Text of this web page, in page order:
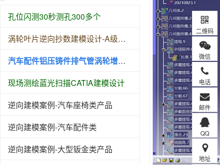
孔位闪测30秒测孔300多个
涡轮叶片逆向抄数建模设计-A级曲面建模设计
汽车配件铝压铸件排气管涡轮增压逆向测绘扫描抄数
现场测绘蓝光扫描CATIA建模设计
逆向建模案例-汽车座椅类产品
逆向建模案例-汽车配件类
逆向建模案例-大型钣金类产品
二维码
微信
电话
邮件
QQ
地址